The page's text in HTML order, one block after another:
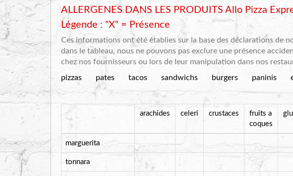
ALLERGENES DANS LES PRODUITS Allo Pizza
Légende : "X" = Présence
Ces informations ont été établies sur la base des déclarations de
dans le tableau, nous ne pouvons pas exclure une présence
chez nos fournisseurs ou lors de leur manipulation dans nos
pizzas
pates tacos sandwichs burgers paninis
arachides celeri crustaces
fruits a
coques
marguerita
tonnara